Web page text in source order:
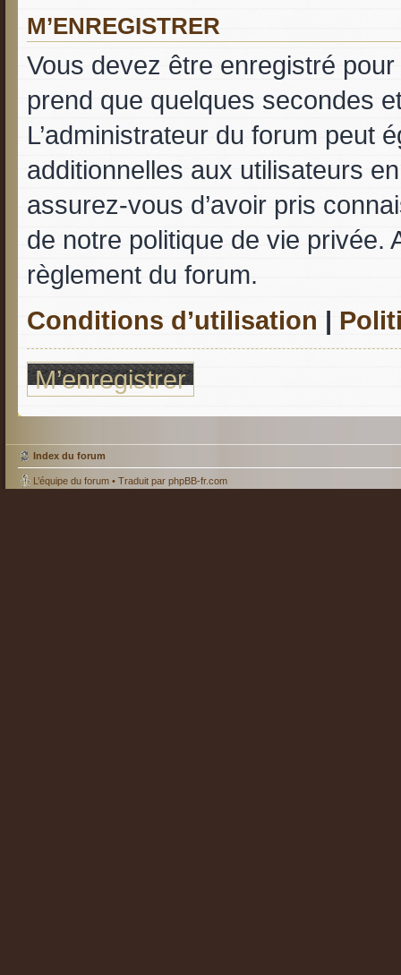
M’ENREGISTRER
Vous devez être enregistré
prend que quelques secondes
L’administrateur du forum peut
additionnelles aux utilisateurs
assurez-vous d’avoir pris
de notre politique de vie privée.
règlement du forum.
Conditions d’utilisation |
M’enregistrer
Index du forum
L’équipe du forum • Traduit par phpBB-fr.com